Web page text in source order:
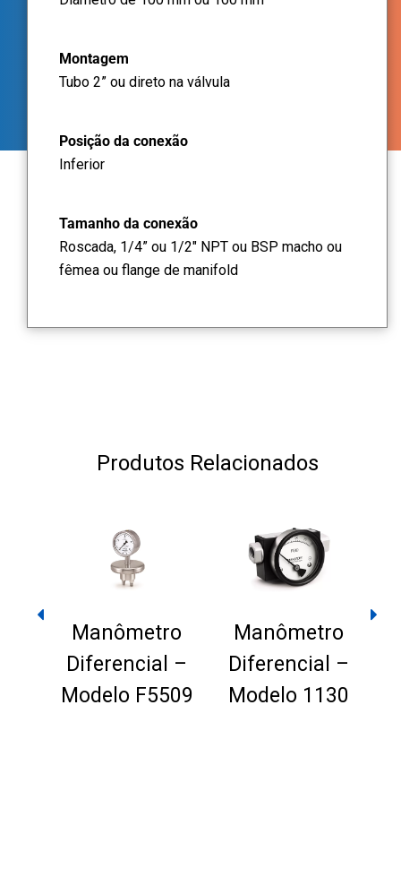
Montagem
Tubo 2” ou direto na válvula
Posição da conexão
Inferior
Tamanho da conexão
Roscada, 1/4” ou 1/2" NPT ou BSP macho ou
fêmea ou flange de manifold
Produtos Relacionados
Manômetro
Diferencial –
Modelo F5509
Manômetro
Diferencial –
Modelo 1130